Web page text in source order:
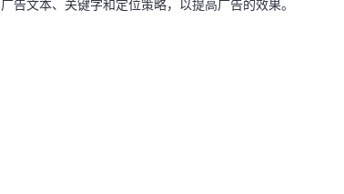
文本、关键字和定位策略，以提高广告的效果。